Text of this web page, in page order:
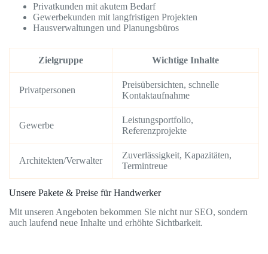
Privatkunden mit akutem Bedarf
Gewerbekunden mit langfristigen Projekten
Hausverwaltungen und Planungsbüros
Zielgruppe Wichtige Inhalte
Privatpersonen
Preisübersichten, schnelle
Kontaktaufnahme
Gewerbe
Leistungsportfolio,
Referenzprojekte
Architekten/Verwalter
Zuverlässigkeit, Kapazitäten,
Termintreue
Unsere Pakete & Preise für Handwerker
Mit unseren Angeboten bekommen Sie nicht nur SEO, sondern
auch laufend neue Inhalte und erhöhte Sichtbarkeit.